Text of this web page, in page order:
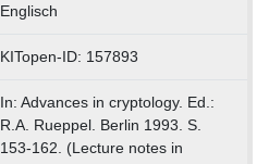
Englisch
KITopen-ID: 157893
In: Advances in cryptology. Ed.:
R.A. Rueppel. Berlin 1993. S.
153-162. (Lecture notes in